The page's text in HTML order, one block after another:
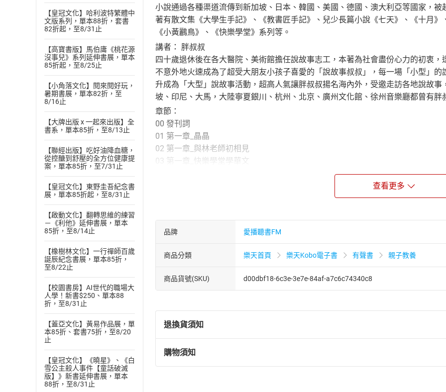
【皇冠文化】哈利波特繁體中
文版系列，單本88折，套書
82折起，至8/31止
【高寶書版】馬伯庸《桃花源
沒事兒》系列延伸書展，單本
85折起，至8/25止
【小角落文化】閱來閱好玩，
暑期書展，單本82折，至
8/16止
【大牌出版 x 一起來出版】全
書系，單本85折，至8/13止
【聯經出版】吃好油降血糖，
從控醣到舒壓的全方位健康提
案，單本85折，至7/31止
【皇冠文化】東野圭吾紀念書
展，單本85折起，至8/31止
【啟動文化】翻轉思維的練習
－《利他》延伸書展，單本
85折，至8/14止
【橡樹林文化】一行禪師百歲
誕辰紀念書展，單本85折，
至8/22止
【校園書房】AI世代的職場大
人學！新書$250、單本88
折，至8/31止
【蓋亞文化】黃易作品展，單
本85折、套書75折，至8/20
止
【皇冠文化】《曉星》、《白
雪公主殺人事件【童話破滅
版】》新書延伸書展，單本
88折，至8/31止
小說通過各種渠道流傳到新加坡、日本、韓國、美國、德國、澳大利亞等國家，被
著有散文集《大學生手記》、《教書匠手記》、兒少長篇小說《七天》、《十月
《小黃鸝鳥》、《快樂學堂》系列等。
講者： 胖叔叔
四十歲退休後在各大醫院、美術館擔任說故事志工，本著為社會盡份心力的初衷
不意外地火速成為了超受大朋友小孩子喜愛的「說故事叔叔」，每一場「小型」
升成為「大型」說故事活動，超高人氣讓胖叔叔揚名海內外，受邀走訪各地說故
坡、印尼、大馬，大陸寧夏銀川、杭州、北京、廣州文化館、徐州音樂廳都曾有胖
章節：
00 發刊詞
01 第一章_晶晶
02 第一章_與林老師初相見
03 第一章_快樂學堂學華文
08 第三章_秋月
09 第三章_王老師來學習快樂
11 第三章_因別人的快樂而快樂
12 第四章_木頭
13 第四章_月亮婆婆什麼都知道
15 第五章_晶晶 最好吃的洋蔥煎蛋
16 第五章_煎的有點焦
18 第五章_我們不嫌麻煩
查看更多
品牌 愛播聽書FM
商品分類 樂天首頁 樂天Kobo電子書 有聲書 親子教養
商品貨號(SKU) d00dbf18-6c3e-3e7e-84af-a7c6c74340c8
退換貨須知
退換貨規定：
(一)依消費者保護法第19條第1項後段暨通訊交易解除權合理例外情事適用
購物須知